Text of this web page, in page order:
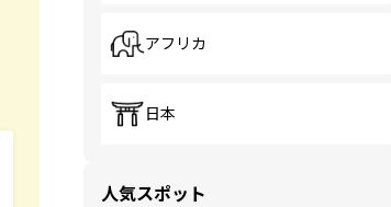
アフリカ
日本
人気スポット